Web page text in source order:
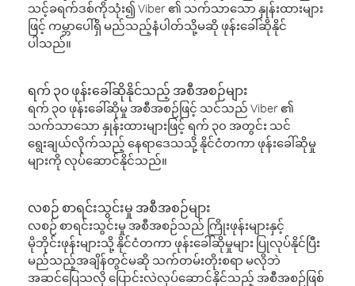
သင့်ခရက်ဒစ်ကိုသုံး၍ Viber ၏ သက်သာသော နှုန်းထားများ
ဖြင့် ကမ္ဘာပေါ်ရှိ မည်သည့်နံပါတ်သို့မဆို ဖုန်းခေါ်ဆိုနိုင်
ပါသည်။
ရက် ၃၀ ဖုန်းခေါ်ဆိုနိုင်သည့် အစီအစဉ်များ
ရက် ၃၀ ဖုန်းခေါ်ဆိုမှု အစီအစဉ်ဖြင့် သင်သည် Viber ၏
သက်သာသော နှုန်းထားများဖြင့် ရက် ၃၀ အတွင်း သင်
ရွေးချယ်လိုက်သည့် နေရာဒေသသို့ နိုင်ငံတကာ ဖုန်းခေါ်ဆိုမှု
များကို လုပ်ဆောင်နိုင်သည်။
လစဉ် စာရင်းသွင်းမှု အစီအစဉ်များ
လစဉ် စာရင်းသွင်းမှု အစီအစဉ်သည် ကြိုးဖုန်းများနှင့်
မိုဘိုင်းဖုန်းများသို့ နိုင်ငံတကာ ဖုန်းခေါ်ဆိုမှုများ ပြုလုပ်နိုင်ပြီး
မည်သည့်အချိန်တွင်မဆို သက်တမ်းတိုးစရာ မလိုဘဲ
အဆင်ပြေသလို ပြောင်းလဲလုပ်ဆောင်နိုင်သည့် အစီအစဉ်ဖြစ်